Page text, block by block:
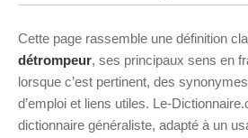
Cette page rassemble une définition
détrompeur, ses principaux sens en
lorsque c’est pertinent, des
d’emploi et liens utiles. Le-
dictionnaire généraliste, adapté à un